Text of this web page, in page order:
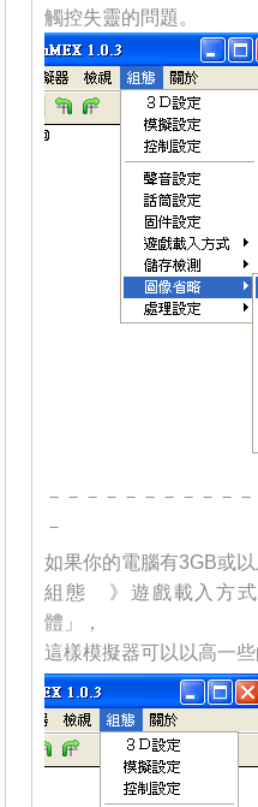
觸控失靈的問題。
－－－－－－－－－－
－
如果你的電腦有3GB或
組態 》遊戲載入方
體」，
這樣模擬器可以以高一些